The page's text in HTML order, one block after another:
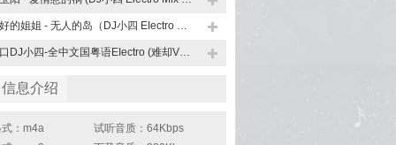
好好的姐姐 - 无人的岛（DJ小四 EIectro Mix 童声版）
海口DJ小四-全中文国粤语EIectro (难却VS明知做戏) 上头嗨曲v4串烧
息介绍
：m4a
试听音质：64Kbps